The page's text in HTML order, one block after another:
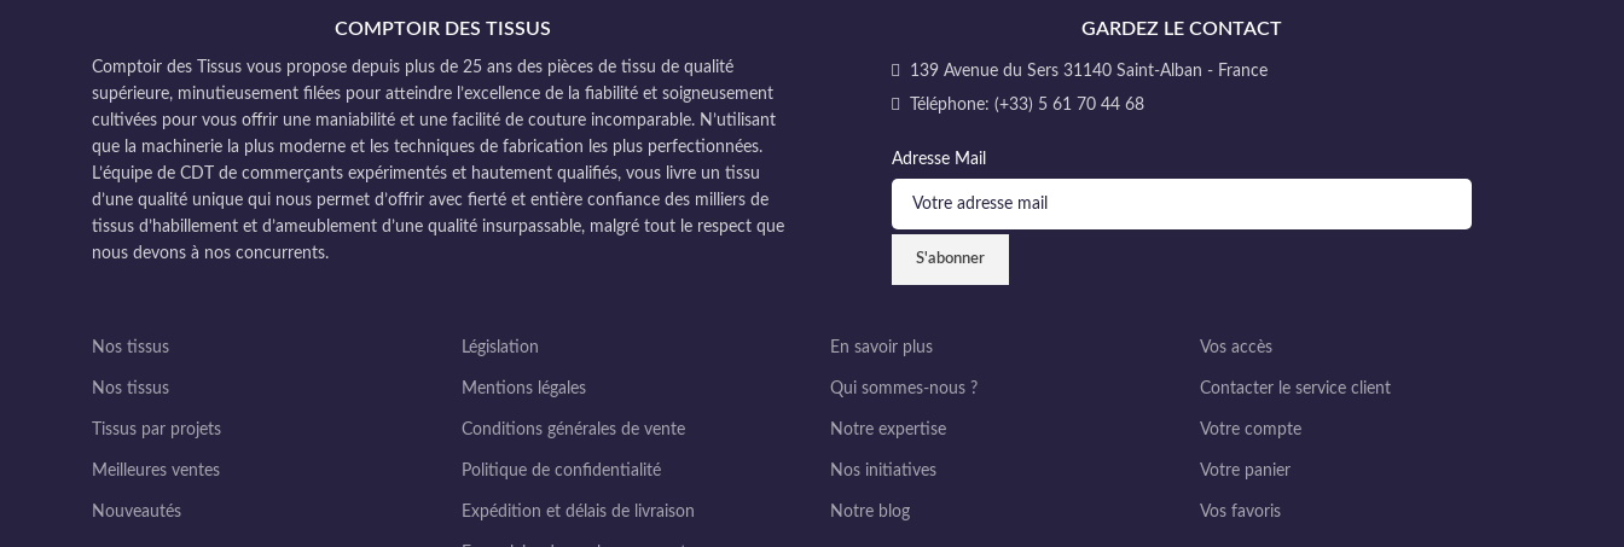
COMPTOIR DES TISSUS
Comptoir des Tissus vous propose depuis plus de 25 ans des pièces de tissu de qualité
supérieure, minutieusement filées pour atteindre l’excellence de la fiabilité et soigneusement
cultivées pour vous offrir une maniabilité et une facilité de couture incomparable. N’utilisant
que la machinerie la plus moderne et les techniques de fabrication les plus perfectionnées.
L’équipe de CDT de commerçants expérimentés et hautement qualifiés, vous livre un tissu
d’une qualité unique qui nous permet d’offrir avec fierté et entière confiance des milliers de
tissus d’habillement et d’ameublement d’une qualité insurpassable, malgré tout le respect que
nous devons à nos concurrents.
GARDEZ LE CONTACT
139 Avenue du Sers 31140 Saint-Alban - France
Téléphone: (+33) 5 61 70 44 68
Adresse Mail
Nos tissus
Nos tissus
Tissus par projets
Meilleures ventes
Nouveautés
Législation
Mentions légales
Conditions générales de vente
Politique de confidentialité
Expédition et délais de livraison
En savoir plus
Qui sommes-nous ?
Notre expertise
Nos initiatives
Notre blog
Vos accès
Contacter le service client
Votre compte
Votre panier
Vos favoris